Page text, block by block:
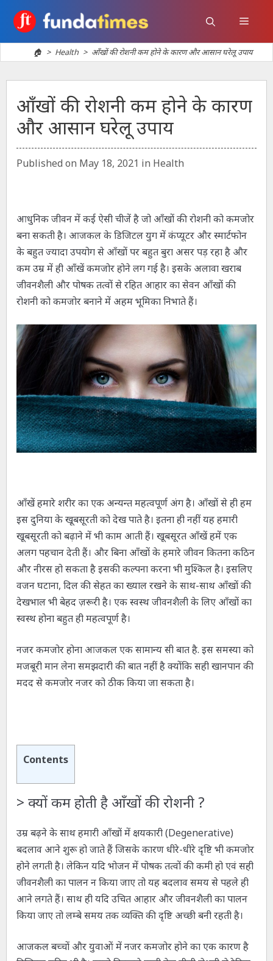
content
Menu
🏠 > Health > आँखों की रोशनी कम होने के कारण और आसान घरेलू उपाय
आँखों की रोशनी कम होने के कारण
और आसान घरेलू उपाय
Published on May 18, 2021 in Categories
Health
आधुनिक जीवन में कई ऐसी चीजें है जो आँखों की रोशनी को कमजोर
बना सकती है। आजकल के डिजिटल युग में कंप्यूटर और स्मार्टफोन
के बहुत ज्यादा उपयोग से आँखों पर बहुत बुरा असर पड़ रहा है और
कम उम्र में ही आँखें कमजोर होने लग गई है। इसके अलावा खराब
जीवनशैली और पोषक तत्वों से रहित आहार का सेवन आँखों की
रोशनी को कमजोर बनाने में अहम भूमिका निभाते हैं।
आँखें हमारे शरीर का एक अन्यन्त महत्वपूर्ण अंग है। आँखों से ही हम
इस दुनिया के खूबसूरती को देख पाते है। इतना ही नहीं यह हमारी
खूबसूरती को बढ़ाने में भी काम आती हैं। खूबसूरत आँखें हमें एक
अलग पहचान देती हैं। और बिना आँखों के हमारे जीवन कितना कठिन
और नीरस हो सकता है इसकी कल्पना करना भी मुश्किल है। इसलिए
वजन घटाना, दिल की सेहत का ख्याल रखने के साथ-साथ आँखों की
देखभाल भी बेहद ज़रूरी है। एक स्वस्थ जीवनशैली के लिए आँखों का
स्वस्थ होना बहुत ही महत्वपूर्ण है।
नजर कमजोर होना आजकल एक सामान्य सी बात है. इस समस्या को
मजबूरी मान लेना समझदारी की बात नहीं है क्योंकि सही खानपान की
मदद से कमजोर नजर को ठीक किया जा सकता है।
Contents
> क्यों कम होती है आँखों की रोशनी ?
उम्र बढ़ने के साथ हमारी आँखों में क्षयकारी (Degenerative)
बदलाव आने शुरू हो जाते हैं जिसके कारण धीरे-धीरे दृष्टि भी कमजोर
होने लगती है। लेकिन यदि भोजन में पोषक तत्वों की कमी हो एवं सही
जीवनशैली का पालन न किया जाए तो यह बदलाव समय से पहले ही
आने लगते हैं। साथ ही यदि उचित आहार और जीवनशैली का पालन
किया जाए तो लम्बे समय तक व्यक्ति की दृष्टि अच्छी बनी रहती है।
आजकल बच्चों और युवाओं में नजर कमजोर होने का एक कारण है